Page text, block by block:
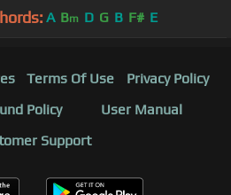
A Bm D G B F# E
Terms Of Use
Privacy Policy
Policy
User Manual
Support